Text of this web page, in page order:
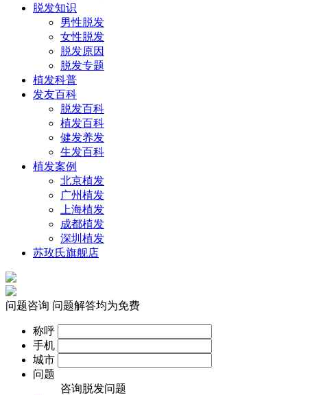
脱发知识
男性脱发
女性脱发
脱发原因
脱发专题
植发科普
发友百科
脱发百科
植发百科
健发养发
生发百科
植发案例
北京植发
广州植发
上海植发
成都植发
深圳植发
苏玫氏旗舰店
问题咨询 问题解答均为免费
称呼
手机
城市
问题
咨询脱发问题